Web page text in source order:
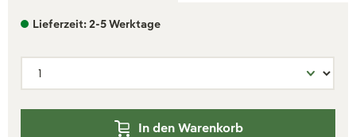
Lieferzeit: 2-5 Werktage
In den Warenkorb